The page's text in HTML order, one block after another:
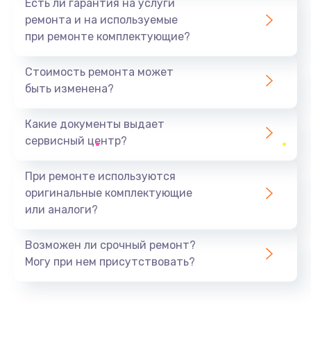
Есть ли гарантия на услуги
ремонта и на используемые
при ремонте комплектующие?
Стоимость ремонта может
быть изменена?
Какие документы выдает
сервисный центр?
При ремонте используются
оригинальные комплектующие
или аналоги?
Возможен ли срочный ремонт?
Могу при нем присутствовать?